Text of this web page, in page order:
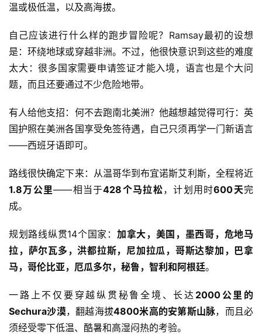
温或极低温，以及高海拔。
自己应该进行什么样的跑步冒险呢？Ramsay最初的设想
是：环绕地球或穿越非洲。不过，他很快意识到这些的难度
太大：很多国家需要申请签证才能入境，语言也是个大问
题，而且还要通过不少危险地带。
有人给他支招：何不去跑南北美洲？他越想越觉得可行：英
国护照在美洲各国享受免签待遇，自己只须再学一门新语言
——西班牙语即可。
路线很快确定下来：从温哥华到布宜诺斯艾利斯，全程将近
1.8万公里——相当于428个马拉松，计划用时600天完
成。
规划路线纵贯14个国家： 加拿大，美国，墨西哥，危地马
拉，萨尔瓦多，洪都拉斯，尼加拉瓜，哥斯达黎加，巴拿
马，哥伦比亚，厄瓜多尔，秘鲁，智利和阿根廷。
一路上不仅要穿越纵贯秘鲁全境、长达 2000公里的
Sechura沙漠，翻越海拔4800米高的安第斯山脉，而且必
须经受零下低温、酷暑和高湿闷热的考验。